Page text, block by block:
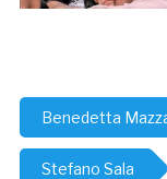
Benedetta
Stefano Sala